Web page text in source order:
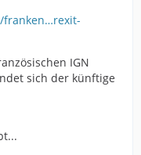
franken…rexit-
IGN
sich der künftige